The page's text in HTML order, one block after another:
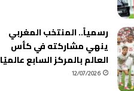
رسمياً.. المنتخب المغربي
ينهي مشاركته في كأس
العالم بالمركز السابع عالميًا
12/07/2026